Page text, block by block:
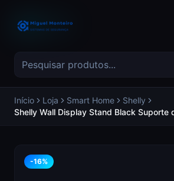
Início Loja Smart Home
Shelly
Shelly Wall Display Stand Black Suporte
-16%